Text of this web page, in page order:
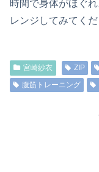
時間で身体がほぐ
レンジしてみてくだ
宮崎紗衣 ZIP
腹筋トレーニング